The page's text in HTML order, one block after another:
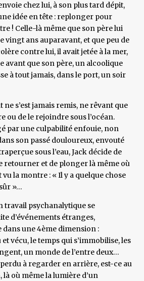
chez lui, à son plus tard dépit,
idée en tête : replonger pour
! Celle-là même que son père lui
vingt ans auparavant, et que peu de
contre lui, il avait jetée à la mer,
avant que son père, un alcoolique
à tout jamais, dans le port, un soir
ne s’est jamais remis, ne rêvant que
ou de le rejoindre sous l’océan.
par une culpabilité enfouie, non
son passé douloureux, envouté
sous l’eau, Jack décide de
retourner et de plonger là même où
la montre : « Il y a quelque chose
»…
travail psychanalytique se
d’événements étranges,
une 4ème dimension :
vécu, le temps qui s’immobilise, les
un monde de l’entre deux…
à regarder en arrière, est-ce au
là où même la lumière d’un